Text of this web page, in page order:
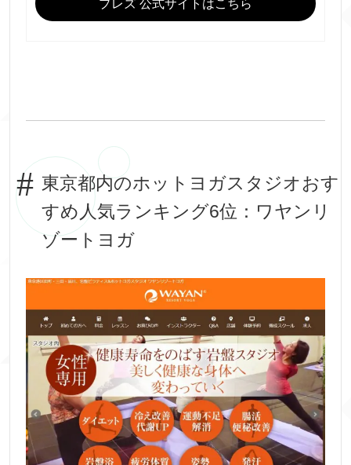
プレズ 公式サイトはこちら
東京都内のホットヨガスタジオおす
すめ人気ランキング6位：ワヤンリ
ゾートヨガ